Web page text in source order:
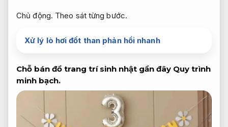
Chủ động. Theo sát từng bước.
Xử lý lò hơi đốt than phản hồi nhanh
Chỗ bán đồ trang trí sinh nhật gần đây Quy trình
minh bạch.